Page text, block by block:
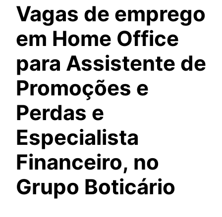
Vagas de emprego
em Home Office
para Assistente de
Promoções e
Perdas e
Especialista
Financeiro, no
Grupo Boticário